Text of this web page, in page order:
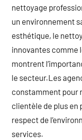
nettoyage
un environnement
esthétique, le
innovantes comme
montrent
le secteur.Les
constamment pour
clientèle de plus en
respect de
services.